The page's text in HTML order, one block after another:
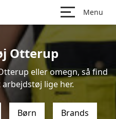
Menu
Otterup
eller omegn, så find
lige her.
Børn Brands